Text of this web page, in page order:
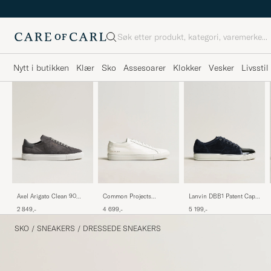
Søk
Nytt i butikken Klær Sko Assesoarer Klokker Vesker Livsstil
Axel Arigato Clean 90
2 849,-
Common Projects
White
4 699,-
Lanvin DBB1 Patent Cap
5 199,-
SKO / SNEAKERS / DRESSEDE SNEAKERS